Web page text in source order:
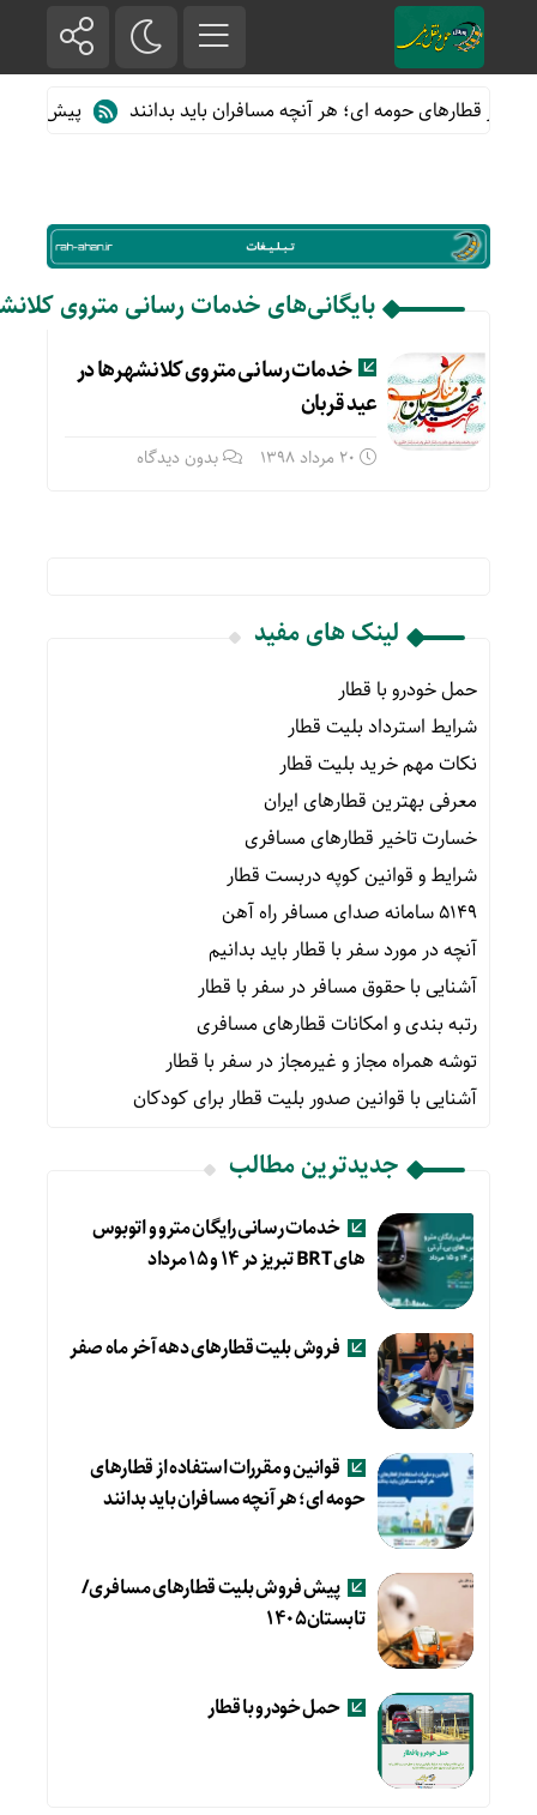
از قطارهای حومه ای؛ هر آنچه مسافران باید بدانند پیش فروش
بایگانی‌های خدمات رسانی متروی
خدمات رسانی متروی کلانشهرها در
عید قربان
20 مرداد 1398 بدون دیدگاه
لینک های مفید
حمل خودرو با قطار
شرایط استرداد بلیت قطار
نکات مهم خرید بلیت قطار
معرفی بهترین قطارهای ایران
خسارت تاخیر قطارهای مسافری
شرایط و قوانین کوپه دربست قطار
۵۱۴۹ سامانه صدای مسافر راه آهن
آنچه در مورد سفر با قطار باید بدانیم
آشنایی با حقوق مسافر در سفر با قطار
رتبه بندی و امکانات قطارهای مسافری
توشه همراه مجاز و غیرمجاز در سفر با قطار
آشنایی با قوانین صدور بلیت قطار برای کودکان
جدیدترین مطالب
خدمات رسانی رایگان مترو و اتوبوس
های BRT تبریز در ۱۴ و ۱۵ مرداد
فروش بلیت قطارهای دهه آخر ماه صفر
قوانین و مقررات استفاده از قطارهای
حومه ای؛ هر آنچه مسافران باید بدانند
پیش فروش بلیت قطارهای مسافری/
تابستان۱۴۰۵
حمل خودرو با قطار